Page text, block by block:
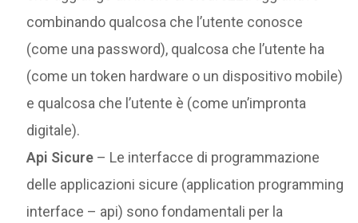
combinando qualcosa che l’utente conosce
(come una password), qualcosa che l’utente ha
(come un token hardware o un dispositivo mobile)
e qualcosa che l’utente è (come un’impronta
digitale).
Api Sicure – Le interfacce di programmazione
delle applicazioni sicure (application programming
interface – api) sono fondamentali per la